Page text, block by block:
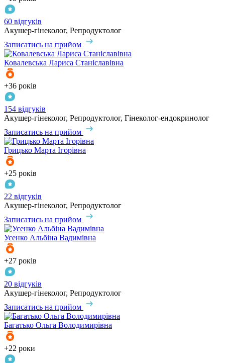
60 відгуків
Акушер-гінеколог, Репродуктолог
Записатись на прийом
Ковалевська Лариса Станіславівна
+36 років
154 відгуків
Акушер-гінеколог, Репродуктолог, Гінеколог-ендокринолог
Записатись на прийом
Грицько Марта Ігорівна
+25 років
22 відгуків
Акушер-гінеколог, Репродуктолог
Записатись на прийом
Усенко Альбіна Вадимівна
+27 років
20 відгуків
Акушер-гінеколог, Репродуктолог
Записатись на прийом
Багатько Ольга Володимирівна
+22 роки